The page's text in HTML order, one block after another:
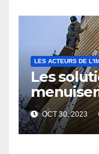
LES ACTEURS DE
Les
OCT 30, 2023